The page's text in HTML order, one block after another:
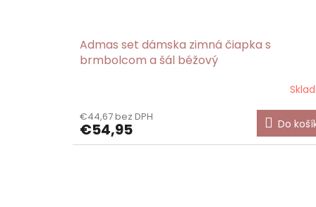
Admas set dámska zimná čiapka s
brmbolcom a šál béžový
€44,67 bez DPH
€54,95 Do